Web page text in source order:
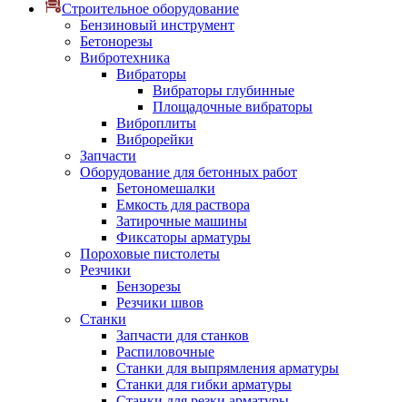
Строительное оборудование
Бензиновый инструмент
Бетонорезы
Вибротехника
Вибраторы
Вибраторы глубинные
Площадочные вибраторы
Виброплиты
Виброрейки
Запчасти
Оборудование для бетонных работ
Бетономешалки
Емкость для раствора
Затирочные машины
Фиксаторы арматуры
Пороховые пистолеты
Резчики
Бензорезы
Резчики швов
Станки
Запчасти для станков
Распиловочные
Станки для выпрямления арматуры
Станки для гибки арматуры